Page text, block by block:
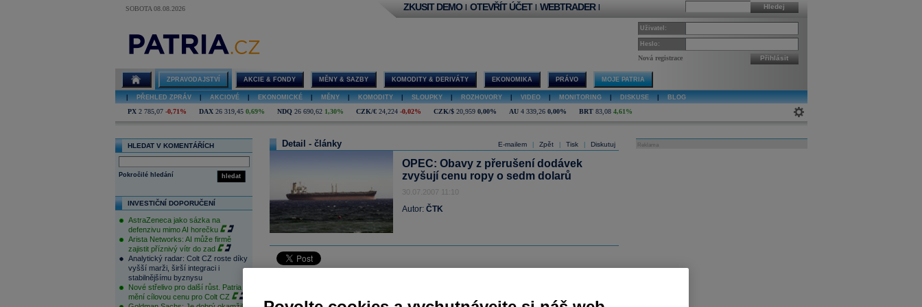
SOBOTA 08.08.2026 Hledej
ZKUSIT DEMO | OTEVŘÍT ÚČET | WEBTRADER |
Uživatel:
Heslo:
Nová registrace Přihlásit
ZPRAVODAJSTVÍ AKCIE & FONDY MĚNY & SAZBY KOMODITY & DERIVÁTY EKONOMIKA PRÁVO MOJE PATRIA
PŘEHLED ZPRÁV AKCIOVÉ EKONOMICKÉ MĚNY KOMODITY SLOUPKY ROZHOVORY VIDEO MONITORING DISKUSE BLOG
PX 2 785,07 -0,71% DAX 26 319,45 0,69% NDQ 26 690,62 1,30% CZK/€ 24,224 -0,02% CZK/$ 20,959 0,00% AU 4 339,26 0,00% BRT 83,08 4,61%
HLEDAT V KOMENTÁŘÍCH
hledat
Pokročilé hledání
INVESTIČNÍ DOPORUČENÍ
AstraZeneca jako sázka na
defenzivu mimo AI horečku
Arista Networks: AI může firmě
zajistit příznivý vítr do zad
Analytický radar: Colt CZ roste díky
vyšší marži, širší integraci i
stabilnějšímu byznysu
Nové střelivo pro další růst. Patria
mění cílovou cenu pro Colt CZ
E-mailem Zpět Tisk Diskutuj
Detail - články
OPEC: Obavy z přerušení dodávek
zvyšují cenu ropy o sedm dolarů
30.07.2007 11:10
Autor: ČTK
Reklama